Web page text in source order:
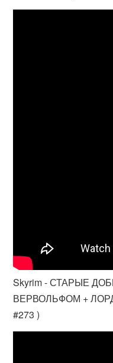
Skyrim - СТАРЫЕ
ВЕРВОЛЬФОМ +
#273 )